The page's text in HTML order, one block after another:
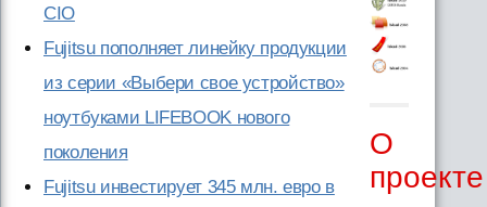
CIO
Fujitsu пополняет линейку продукции
из серии «Выбери свое устройство»
ноутбуками LIFEBOOK нового
поколения
Fujitsu инвестирует 345 млн. евро в
О
проекте